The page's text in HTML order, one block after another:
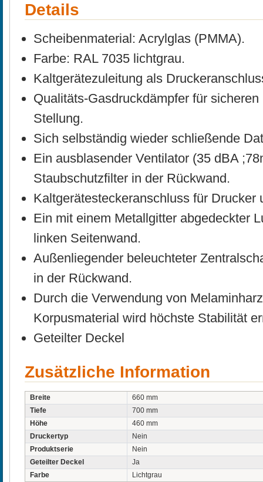
Details
Scheibenmaterial: Acrylglas (PMMA).
Farbe: RAL 7035 lichtgrau.
Kaltgerätezuleitung als
Qualitäts-Gasdruckdämpfer für
Stellung.
Sich selbständig wieder schließende
Ein ausblasender Ventilator (35 dBA
Staubschutzfilter in der Rückwand.
Kaltgerätesteckeranschluss für Drucker
Ein mit einem Metallgitter abgedeckter
linken Seitenwand.
Außenliegender beleuchteter
in der Rückwand.
Durch die Verwendung von
Korpusmaterial wird höchste Stabilität
Geteilter Deckel
Zusätzliche Information
Breite
660 mm
Tiefe
700 mm
Höhe
460 mm
Druckertyp
Nein
Produktserie
Nein
Geteilter Deckel
Ja
Farbe
Lichtgrau